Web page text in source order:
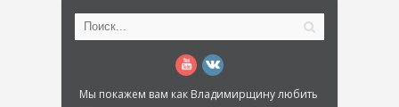
Мы покажем вам как Владимирщину любить